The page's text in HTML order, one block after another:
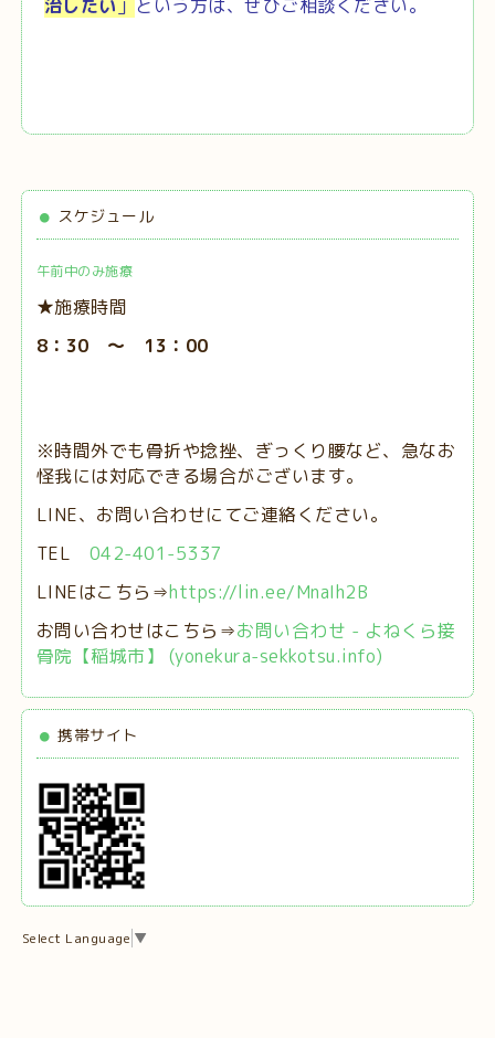
治したい 」 という方は、ぜひご相談ください。
スケジュール
午前中のみ施療
★施療時間
8：30 ～ 13：00
※時間外でも骨折や捻挫、ぎっくり腰など、急なお
怪我には対応できる場合がございます。
LINE、お問い合わせにてご連絡ください。
TEL 042-401-5337
LINEはこちら⇒https://lin.ee/MnaIh2B
お問い合わせはこちら⇒お問い合わせ - よねくら接
骨院【稲城市】 (yonekura-sekkotsu.info)
携帯サイト
Select Language ▼